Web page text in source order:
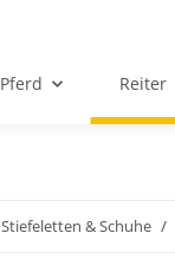
Pferd Reiter
Stiefeletten & Schuhe